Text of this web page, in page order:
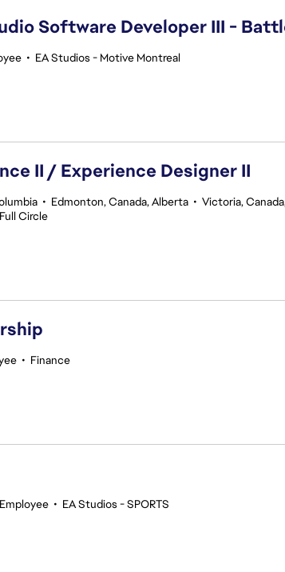
Software Developer III -
• EA Studios - Motive Montreal
II / Experience Designer II
• Edmonton, Canada, Alberta • Victoria,
Circle
• Finance
• EA Studios - SPORTS